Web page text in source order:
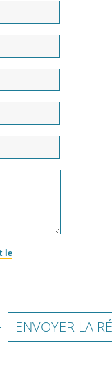
le
ENVOYER LA